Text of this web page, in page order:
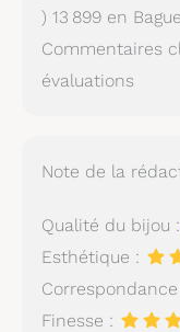
) 13 899 en
Commentaires
évaluations
Note de la
Qualité du bijou :
Esthétique :
Finesse :